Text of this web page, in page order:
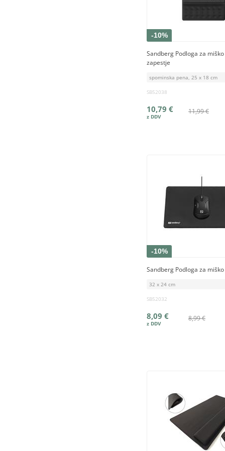
-10%
Sandberg Podloga za
zapestje
spominska pena, 25 x 18 cm
SB52038
11,99 €
10,79 €
-10%
Sandberg Podloga za
32 x 24 cm
SB52032
8,99 €
8,09 €